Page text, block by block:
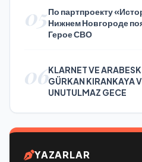
05По партпроекту
Нижнем Новгороде
Герое СВО
06KLARNET VE
GÜRKAN KIRANKAYA
UNUTULMAZ GECE
YAZARLAR